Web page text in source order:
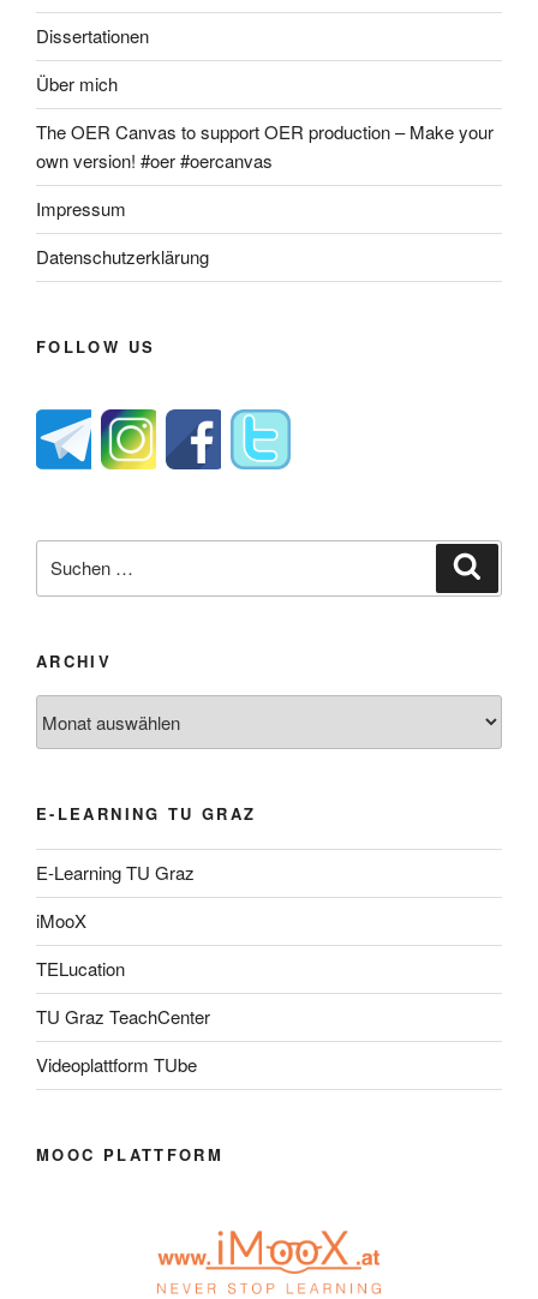
Dissertationen
Über mich
The OER Canvas to support OER production – Make your
own version! #oer #oercanvas
Impressum
Datenschutzerklärung
FOLLOW US
nach:
ARCHIV
E-LEARNING TU GRAZ
E-Learning TU Graz
iMooX
TELucation
TU Graz TeachCenter
Videoplattform TUbe
MOOC PLATTFORM